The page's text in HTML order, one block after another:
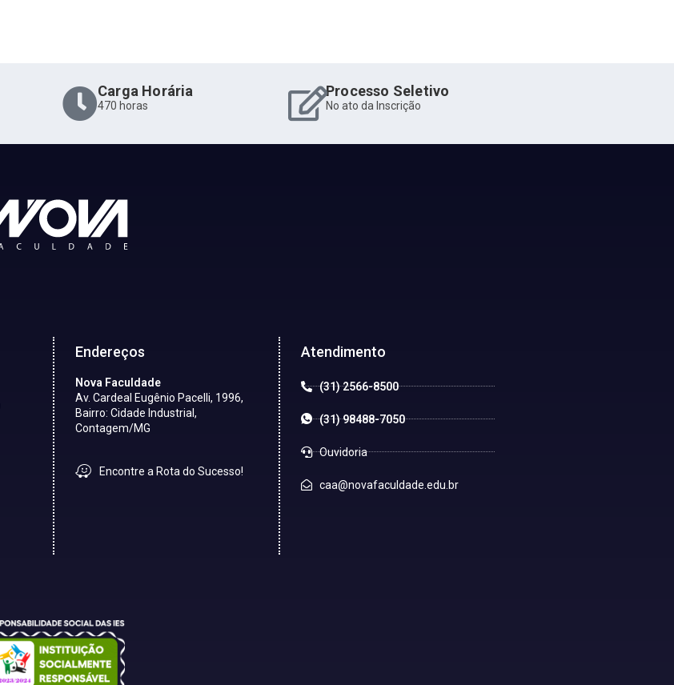
Carga Horária
470 horas
Processo Seletivo
No ato da Inscrição
Endereços
Nova Faculdade
Av. Cardeal Eugênio Pacelli, 1996,
Bairro: Cidade Industrial,
Contagem/MG
Encontre a Rota do Sucesso!
Atendimento
(31) 2566-8500
(31) 98488-7050
Ouvidoria
caa@novafaculdade.edu.br